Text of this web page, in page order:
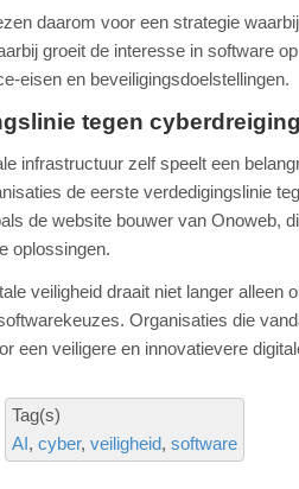
daarom voor een strategie
groeit de interesse in software
eisen en beveiligingsdoelstellingen.
tegen
infrastructuur zelf speelt een
de eerste verdedigingslinie
de website bouwer van Onoweb,
oplossingen.
veiligheid draait niet langer
Organisaties die
een veiligere en innovatievere
Tag(s)
AI cyber veiligheid software